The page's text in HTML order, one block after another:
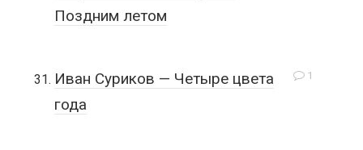
Поздним летом
1
Иван Суриков — Четыре цвета
года